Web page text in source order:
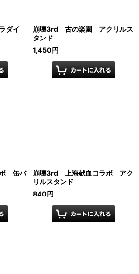
ダイ
崩壊3rd 古の楽園 アクリルス
タンド
1,450円
缶バ
崩壊3rd 上海献血コラボ アク
リルスタンド
840円